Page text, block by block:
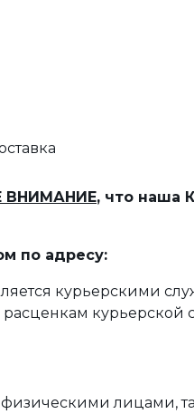
ВНИМАНИЕ, что наша
по адресу:
курьерскими
расценкам курьерской
физическими лицами,